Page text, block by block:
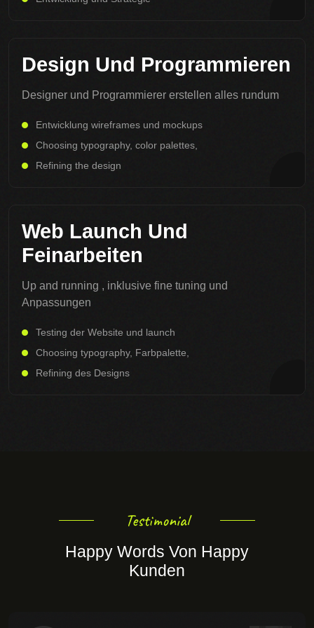
Design Und Programmieren
Designer und Programmierer erstellen alles rundum
Entwicklung wireframes und mockups
Choosing typography, color palettes,
Refining the design
Web Launch Und
Feinarbeiten
Up and running , inklusive fine tuning und
Anpassungen
Testing der Website und launch
Choosing typography, Farbpalette,
Refining des Designs
Testimonial
Happy Words Von Happy
Kunden